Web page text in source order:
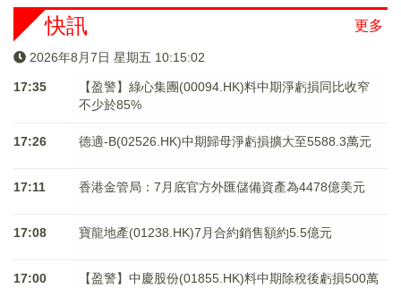
更多
快訊
2026年8月7日 星期五 10:15:02
17:35
【盈警】綠心集團(00094.HK)料中期淨虧損同比收窄
不少於85%
17:26 德適-B(02526.HK)中期歸母淨虧損擴大至5588.3萬元
17:11 香港金管局：7月底官方外匯儲備資產為4478億美元
17:08 寶龍地產(01238.HK)7月合約銷售額約5.5億元
17:00
【盈警】中慶股份(01855.HK)料中期除稅後虧損500萬